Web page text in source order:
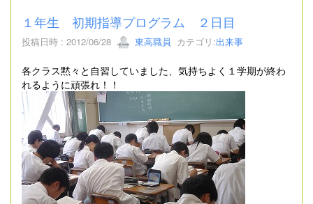
１年生 初期指導プログラム ２日目
投稿日時 : 2012/06/28 東高職員 カテゴリ:出来事
各クラス黙々と自習していました、気持ちよく１学期が終わ
れるように頑張れ！！